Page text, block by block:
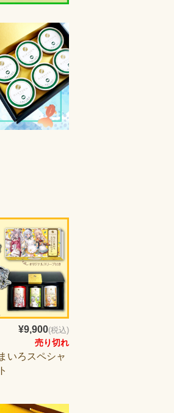
¥9,900(税込)
売り切れ
いろスペシャ